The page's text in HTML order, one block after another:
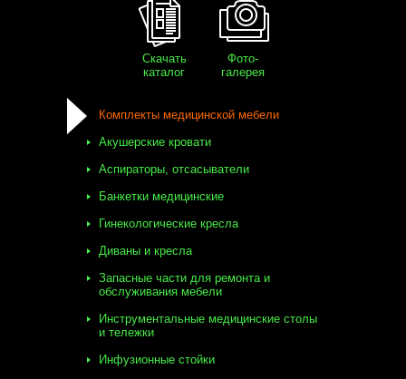
Скачать
каталог
Фото-
галерея
Комплекты медицинской мебели
Акушерские кровати
Аспираторы, отсасыватели
Банкетки медицинские
Гинекологические кресла
Диваны и кресла
Запасные части для ремонта и
обслуживания мебели
Инструментальные медицинские столы
и тележки
Инфузионные стойки